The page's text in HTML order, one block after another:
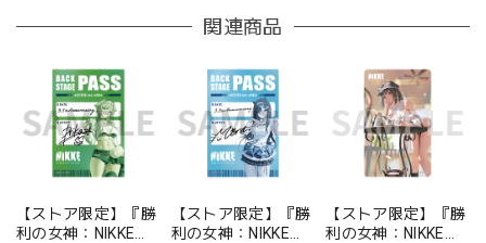
関連商品
【ストア限定】『勝
利の女神：NIKKE』
【ストア限定】『勝
利の女神：NIKKE』
【ストア限定】『勝
利の女神：NIKKE』